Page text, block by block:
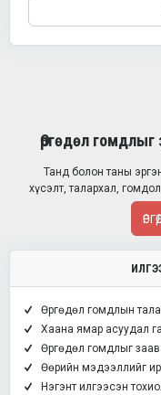
Өргөдөл
Танд болон таны
хүсэлт, талархал,
Өргөдөл гомдлын
Хаана ямар асуудал
Өргөдөл гомдлыг
Өөрийн мэдээллийг
Нэгэнт илгээсэн